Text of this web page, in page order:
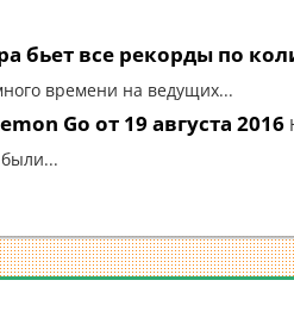
бьет все рекорды по
времени на ведущих...
Go от 19 августа 2016